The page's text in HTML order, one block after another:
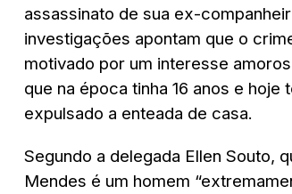
assassinato de sua ex-
investigações apontam que o
motivado por um interesse
que na época tinha 16 anos e hoje
expulsado a enteada de casa.
Segundo a delegada Ellen Souto,
Mendes é um homem